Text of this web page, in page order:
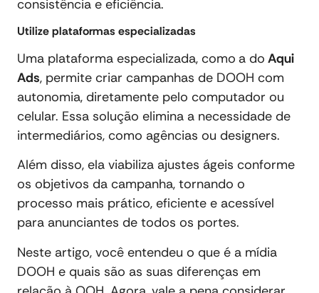
consistência e eficiência.
Utilize plataformas especializadas
Uma plataforma especializada, como a do Aqui
Ads, permite criar campanhas de DOOH com
autonomia, diretamente pelo computador ou
celular. Essa solução elimina a necessidade de
intermediários, como agências ou designers.
Além disso, ela viabiliza ajustes ágeis conforme
os objetivos da campanha, tornando o
processo mais prático, eficiente e acessível
para anunciantes de todos os portes.
Neste artigo, você entendeu o que é a mídia
DOOH e quais são as suas diferenças em